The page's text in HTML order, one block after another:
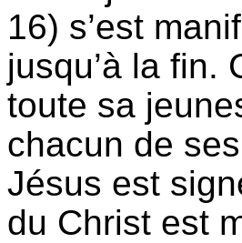
16) s’est
jusqu’à la fin.
toute sa
chacun de
Jésus est
du Christ est